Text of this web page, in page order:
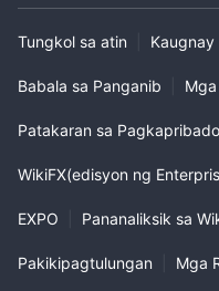
Tungkol sa atin
Babala sa Panganib
Patakaran sa Pagkapribado
WikiFX(edisyon ng
EXPO Pananaliksik sa
Pakikipagtulungan Mga